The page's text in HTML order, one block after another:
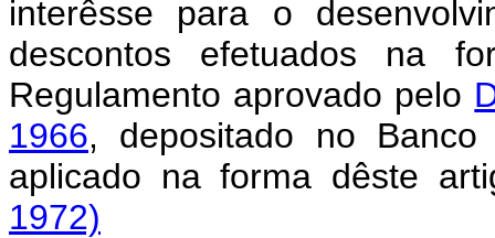
interêsse para o
descontos efetuados na
Regulamento aprovado pelo
1966, depositado no
aplicado na forma dêste
1972)